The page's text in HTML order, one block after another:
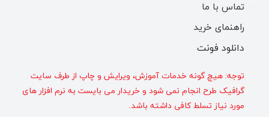
تماس با ما
راهنمای خرید
دانلود فونت
توجه: هیچ گونه خدمات آموزش، ویرایش و چاپ از طرف سایت
گرافیک طرح انجام نمی شود و خریدار می بایست به نرم افزار های
مورد نیاز تسلط کافی داشته باشد.